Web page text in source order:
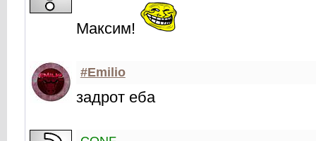
Максим!
#Emilio
задрот еба